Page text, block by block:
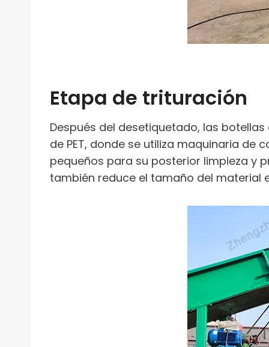
Etapa de trituración
Después del desetiquetado, las
de PET, donde se utiliza maquinaria
pequeños para su posterior limpieza y
también reduce el tamaño del material